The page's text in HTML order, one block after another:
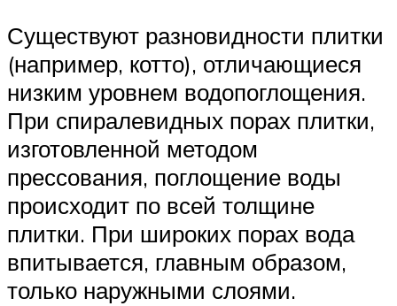
Существуют разновидности плитки
(например, котто), отличающиеся
низким уровнем водопоглощения.
При спиралевидных порах плитки,
изготовленной методом
прессования, поглощение воды
происходит по всей толщине
плитки. При широких порах вода
впитывается, главным образом,
только наружными слоями.